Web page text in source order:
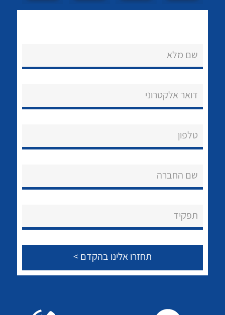
שאלות ותשובות
אודות
לכל מוצרי היצרן לכל מוצרי היצרן
לכל מוצרי היצרן לכל מוצרי היצרן
שם מלא
דואר אלקטרוני
טלפון
שם החברה
תפקיד